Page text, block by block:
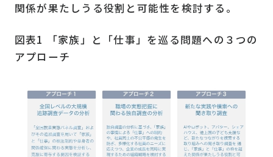
関係が果たしうる役割と可能性を検討する。
図表1 「家族」と「仕事」を巡る問題への３つの
アプローチ